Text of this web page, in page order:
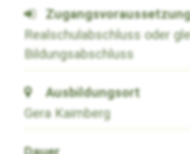
Realschulabschluss oder
Bildungsabschluss
Ausbildungsort
Gera Kaimberg